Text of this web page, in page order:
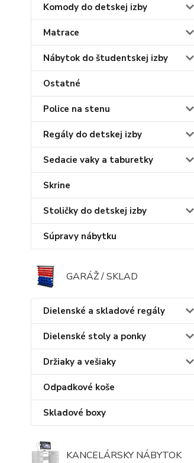
Komody do detskej izby
Matrace
Nábytok do študentskej izby
Ostatné
Police na stenu
Regály do detskej izby
Sedacie vaky a taburetky
Skrine
Stoličky do detskej izby
Súpravy nábytku
GARÁŽ / SKLAD
Dielenské a skladové regály
Dielenské stoly a ponky
Držiaky a vešiaky
Odpadkové koše
Skladové boxy
KANCELÁRSKY NÁBYTOK